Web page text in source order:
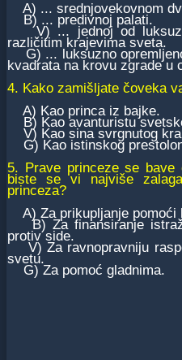
A) ... srednjovekovnom
B) ... predivnoj palati.
V) ... jednoj od
različitim krajevima sveta.
G) ... luksuzno
kvadrata na krovu zgrade u
4. Kako zamišljate čoveka
A) Kao princa iz bajke.
B) Kao avanturistu
V) Kao sina svrgnutog
G) Kao istinskog
5. Prave princeze se bave
biste se vi najviše
princeza?
A) Za prikupljanje pomoći
B) Za finansiranje
protiv side.
V) Za ravnopravniju
svetu.
G) Za pomoć gladnima.